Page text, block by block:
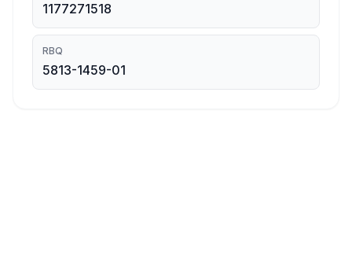
1177271518
RBQ
5813-1459-01